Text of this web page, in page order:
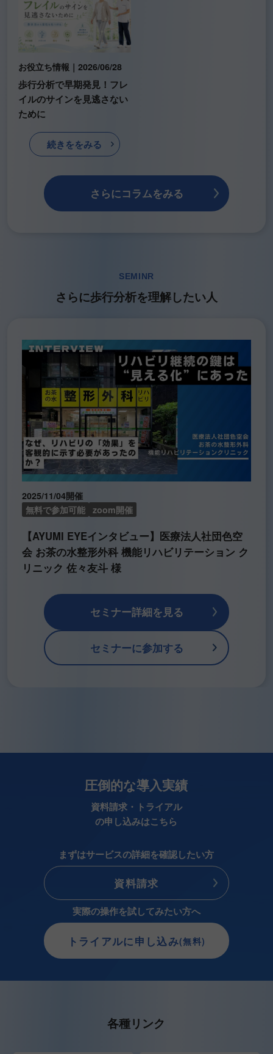
お役立ち情報｜2026/06/28
歩行分析で早期発見！フレ
イルのサインを見逃さない
ために
続きををみる
さらにコラムをみる
SEMINR
さらに歩行分析を理解したい人
2025/11/04開催
無料で参加可能
zoom開催
【AYUMI EYEインタビュー】医療法人社団色空
会 お茶の水整形外科 機能リハビリテーション ク
リニック 佐々友斗 様
セミナー詳細を見る
セミナーに参加する
圧倒的な導入実績
資料請求・トライアル
の申し込みはこちら
まずはサービスの詳細を確認したい方
資料請求
実際の操作を試してみたい方へ
トライアルに申し込み(無料)
各種リンク